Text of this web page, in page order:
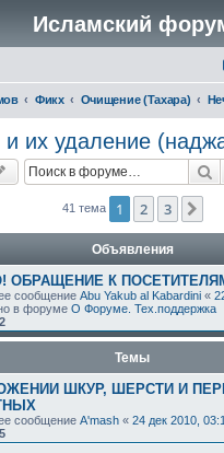
Исламский
Фикх Очищение (Тахара)
и их удаление
41 тема 1 2 3
Объявления
ОБРАЩЕНИЕ К
сообщение Abu Yakub al Kabardini «
в форуме О Форуме. Тех.поддержка
2
Темы
ШКУР, ШЕРСТИ И
сообщение A'mash « 24 дек 2010,
5